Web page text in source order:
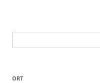
nach:
ORT